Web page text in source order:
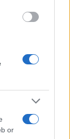
or
για την
τελικό (live
καθεστώς της